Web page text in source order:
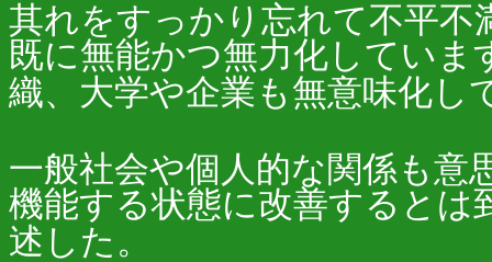
其れをすっかり忘れて不平
既に無能かつ無力化していま
織、大学や企業も無意味化し
一般社会や個人的な関係も意
機能する状態に改善すると
述した。